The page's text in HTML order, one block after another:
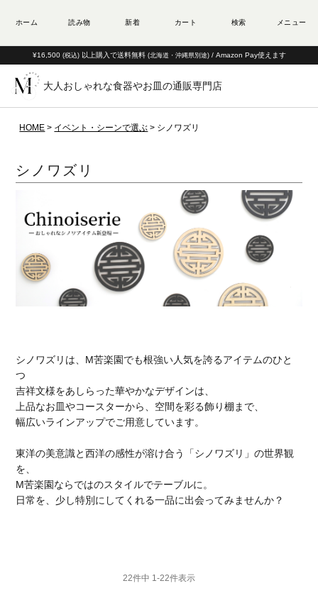
¥16,500 (税込) 以上購入で送料無料 (北海道・沖縄県別途) / Amazon Pay使えます
大人おしゃれな食器やお皿の通販専門店
HOME イベント・シーンで選ぶ シノワズリ
シノワズリ
シノワズリは、M苦楽園でも根強い人気を誇るアイテムのひと
つ
吉祥文様をあしらった華やかなデザインは、
上品なお皿やコースターから、空間を彩る飾り棚まで、
幅広いラインアップでご用意しています。
東洋の美意識と西洋の感性が溶け合う「シノワズリ」の世界観
を、
M苦楽園ならではのスタイルでテーブルに。
日常を、少し特別にしてくれる一品に出会ってみませんか？
22件中 1-22件表示